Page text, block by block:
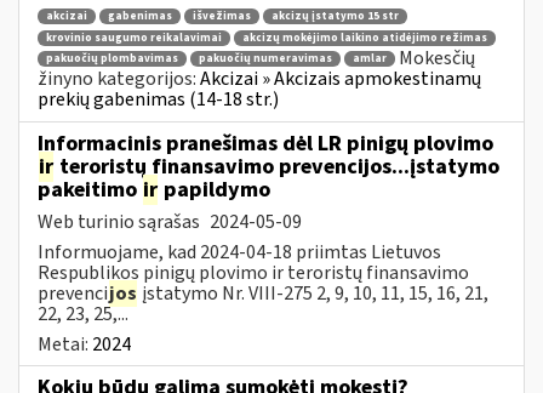
akcizai gabenimas išvežimas
akcizų įstatymo 15 str
krovinio saugumo reikalavimai
akcizų mokėjimo laikino atidėjimo režimas
pakuočių plombavimas
pakuočių numeravimas amlar
Mokesčių
žinyno kategorijos:Akcizai » Akcizais apmokestinamų
prekių gabenimas (14-18 str.)
Informacinis pranešimas dėl LR pinigų plovimo
ir teroristų finansavimo prevencijos...įstatymo
pakeitimo ir papildymo
Web turinio sąrašas 2024-05-09
Informuojame, kad 2024-04-18 priimtas Lietuvos
Respublikos pinigų plovimo ir teroristų finansavimo
prevencijos įstatymo Nr. VIII-275 2, 9, 10, 11, 15, 16, 21,
22, 23, 25,...
Metai: 2024
Kokiu būdu galima sumokėti mokestį?